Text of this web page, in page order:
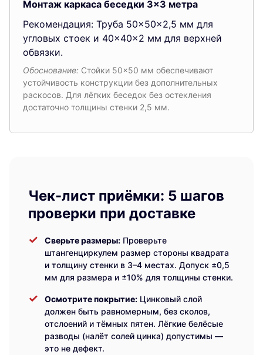
Монтаж каркаса беседки 3×3 метра
Рекомендация: Труба 50×50×2,5 мм для
угловых стоек и 40×40×2 мм для верхней
обвязки.
Обоснование: Стойки 50×50 мм обеспечивают
устойчивость конструкции без дополнительных
раскосов. Для лёгких беседок без остекления
достаточно толщины стенки 2,5 мм.
Чек-лист приёмки: 5 шагов
проверки при доставке
Сверьте размеры: Проверьте
штангенциркулем размер стороны квадрата
и толщину стенки в 3–4 местах. Допуск ±0,5
мм для размера и ±10% для толщины стенки.
Осмотрите покрытие: Цинковый слой
должен быть равномерным, без сколов,
отслоений и тёмных пятен. Лёгкие белёсые
разводы (налёт солей цинка) допустимы —
это не дефект.